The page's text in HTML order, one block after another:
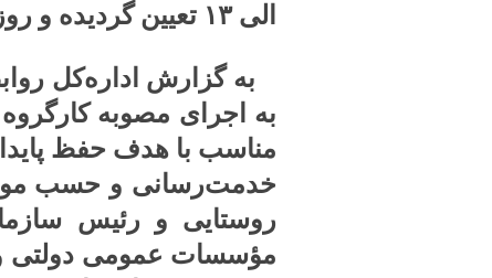
الی ۱۳ تعیین گردیده و روزهای پنجشنبه سازمان تعطیل می باشد.
به گزارش اداره‌کل
به اجرای مصوبه
مناسب با هدف حفظ
خدمت‌رسانی و حسب
روستایی و رئیس